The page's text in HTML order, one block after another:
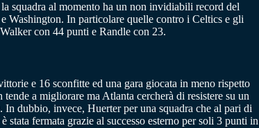
squadra al momento ha un non invidiabili record del
Washington. In particolare quelle contro i Celtics e gli
con 44 punti e Randle con 23.
e 16 sconfitte ed una gara giocata in meno rispetto
a migliorare ma Atlanta cercherà di resistere su un
dubbio, invece, Huerter per una squadra che al pari di
fermata grazie al successo esterno per soli 3 punti in